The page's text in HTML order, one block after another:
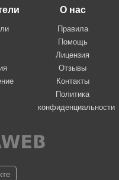
О нас
Правила
Помощь
Лицензия
Отзывы
Контакты
Политика
конфиденциальности